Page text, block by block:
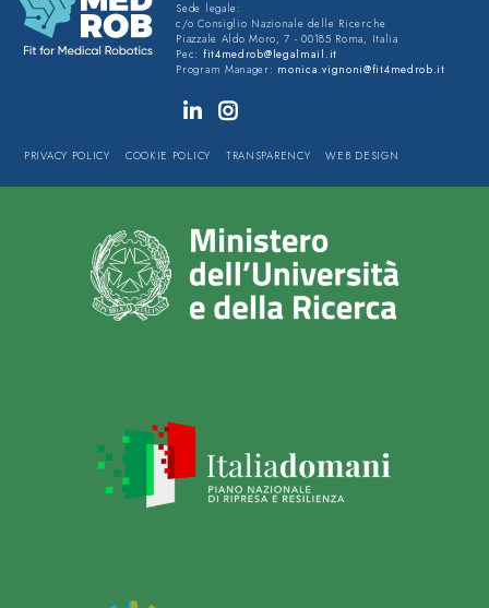
Sede legale:
c/o Consiglio Nazionale delle Ricerche
Piazzale Aldo Moro, 7 - 00185 Roma, Italia
Pec: fit4medrob@legalmail.it
Program Manager: monica.vignoni@fit4medrob.it
PRIVACY POLICY COOKIE POLICY TRANSPARENCY WEB DESIGN